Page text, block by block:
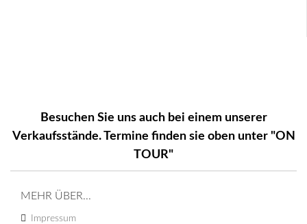
Besuchen Sie uns auch bei einem unserer
Verkaufsstände. Termine finden sie oben unter "ON
TOUR"
MEHR ÜBER...
Impressum